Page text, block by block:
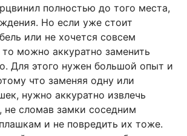
полностью до того места,
Но если уже стоит
или не хочется совсем
то можно аккуратно заменить
Для этого нужен большой опыт и
что заменяя одну или
нужно аккуратно извлечь
не сломав замки соседним
и не повредить их тоже.